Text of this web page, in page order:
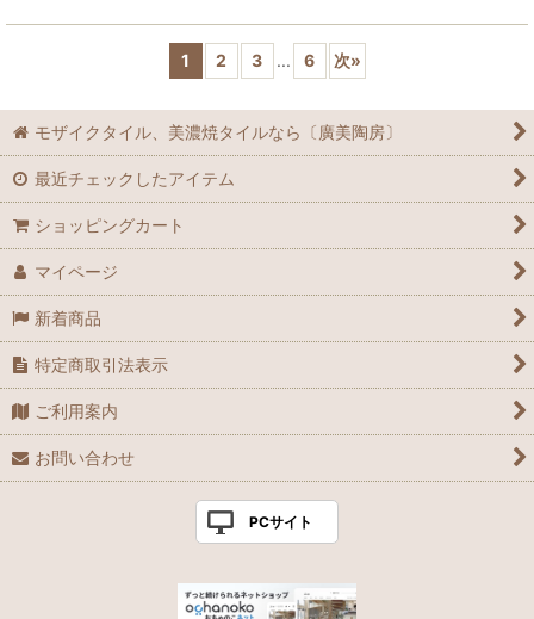
1 2 3 ... 6 次»
モザイクタイル、美濃焼タイルなら〔廣美陶房〕
最近チェックしたアイテム
ショッピングカート
マイページ
新着商品
特定商取引法表示
ご利用案内
お問い合わせ
PCサイト